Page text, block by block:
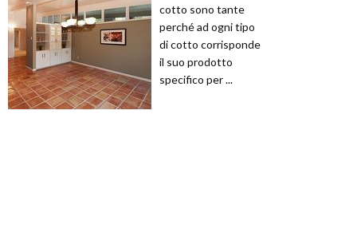
cotto sono tante
perché ad ogni tipo
di cotto corrisponde
il suo prodotto
specifico per ...